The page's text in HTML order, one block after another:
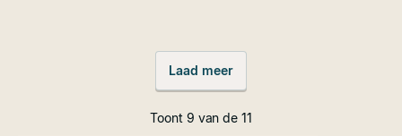
Laad meer
Toont 9 van de11